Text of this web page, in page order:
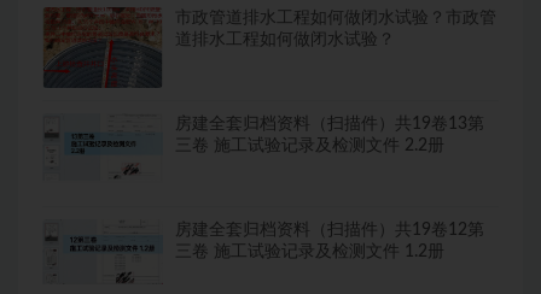
市政管道排水工程如何做闭水试验？市政管
道排水工程如何做闭水试验？
房建全套归档资料（扫描件）共19卷13第
三卷 施工试验记录及检测文件 2.2册
房建全套归档资料（扫描件）共19卷12第
三卷 施工试验记录及检测文件 1.2册